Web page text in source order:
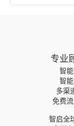
专业
智
智
多渠
免费
智启全